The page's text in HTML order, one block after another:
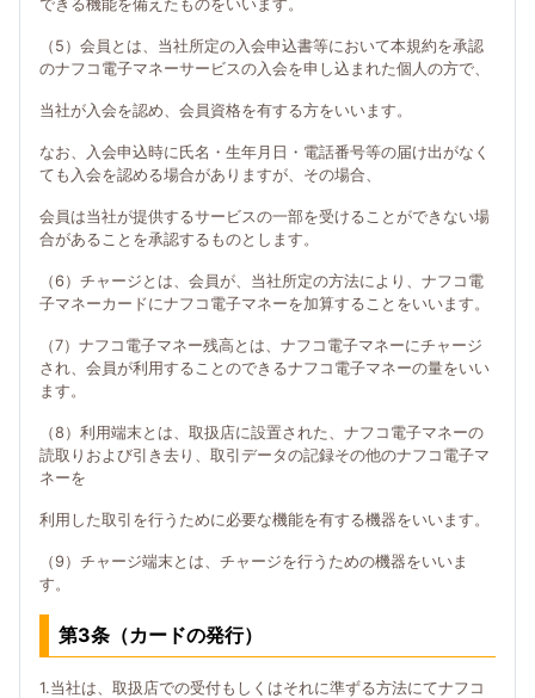
できる機能を備えたものをいいます。
（5）会員とは、当社所定の入会申込書等において本規約を承認
のナフコ電子マネーサービスの入会を申し込まれた個人の方で、
当社が入会を認め、会員資格を有する方をいいます。
なお、入会申込時に氏名・生年月日・電話番号等の届け出がなく
ても入会を認める場合がありますが、その場合、
会員は当社が提供するサービスの一部を受けることができない場
合があることを承認するものとします。
（6）チャージとは、会員が、当社所定の方法により、ナフコ電
子マネーカードにナフコ電子マネーを加算することをいいます。
（7）ナフコ電子マネー残高とは、ナフコ電子マネーにチャージ
され、会員が利用することのできるナフコ電子マネーの量をいい
ます。
（8）利用端末とは、取扱店に設置された、ナフコ電子マネーの
読取りおよび引き去り、取引データの記録その他のナフコ電子マ
ネーを
利用した取引を行うために必要な機能を有する機器をいいます。
（9）チャージ端末とは、チャージを行うための機器をいいま
す。
第3条（カードの発行）
1.当社は、取扱店での受付もしくはそれに準ずる方法にてナフコ